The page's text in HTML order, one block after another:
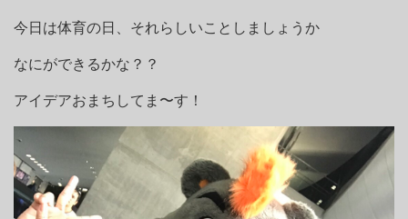
今日は体育の日、それらしいことしましょうか
なにができるかな？？
アイデアおまちしてま〜す！